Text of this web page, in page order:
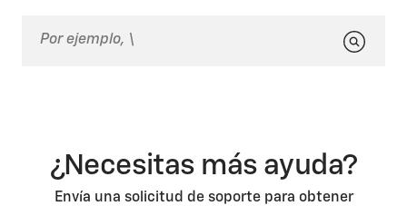
¿Necesitas más ayuda?
Envía una solicitud de soporte para obtener